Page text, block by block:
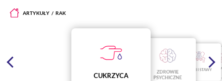
ARTYKUŁY RAK
CUKRZYCA
ZDROWIE
PSYCHICZNE
KOŚCI I STAWY